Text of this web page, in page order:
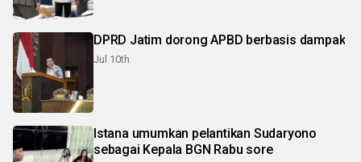
DPRD Jatim dorong APBD berbasis dampak
Jul 10th
Istana umumkan pelantikan Sudaryono
sebagai Kepala BGN Rabu sore